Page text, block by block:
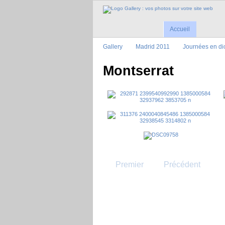
Accueil
Gallery Madrid 2011 Journées en
Montserrat
Premier Précédent